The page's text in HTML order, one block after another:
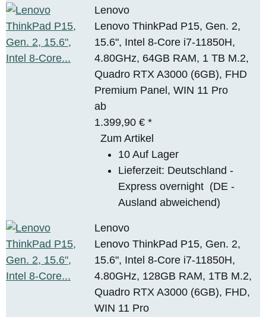
Lenovo
Lenovo ThinkPad P15, Gen. 2,
15.6", Intel 8-Core i7-11850H,
4.80GHz, 64GB RAM, 1 TB M.2,
Quadro RTX A3000 (6GB), FHD
Premium Panel, WIN 11 Pro
ab
1.399,90 €*
Zum Artikel
10 Auf Lager
Lieferzeit: Deutschland -
Express overnight (DE -
Ausland abweichend)
Lenovo
Lenovo ThinkPad P15, Gen. 2,
15.6", Intel 8-Core i7-11850H,
4.80GHz, 128GB RAM, 1TB M.2,
Quadro RTX A3000 (6GB), FHD,
WIN 11 Pro